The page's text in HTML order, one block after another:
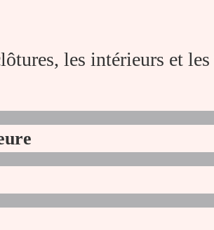
les intérieurs et les